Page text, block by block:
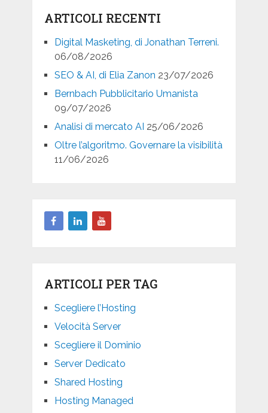
ARTICOLI RECENTI
Digital Masketing, di Jonathan Terreni.
06/08/2026
SEO & AI, di Elia Zanon 23/07/2026
Bernbach Pubblicitario Umanista
09/07/2026
Analisi di mercato AI 25/06/2026
Oltre l’algoritmo. Governare la visibilità
11/06/2026
ARTICOLI PER TAG
Scegliere l’Hosting
Velocità Server
Scegliere il Dominio
Server Dedicato
Shared Hosting
Hosting Managed